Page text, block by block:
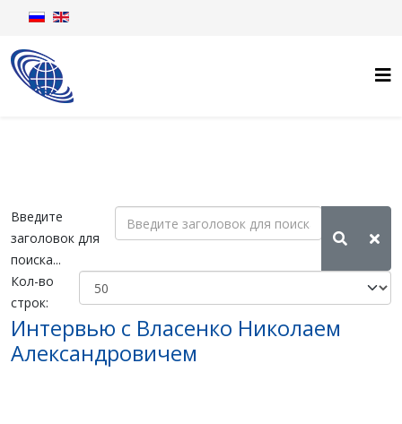
Введите
заголовок для
поиска...
Кол-во
строк:
Интервью с Власенко Николаем
Александровичем